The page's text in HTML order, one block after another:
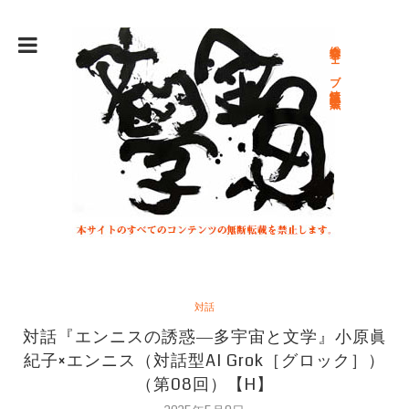
総合文学ウェブ情報誌 文学金魚
対話
対話『エンニスの誘惑―多宇宙と文学』小原眞
紀子×エンニス（対話型AI Grok［グロック］）
（第08回）【H】